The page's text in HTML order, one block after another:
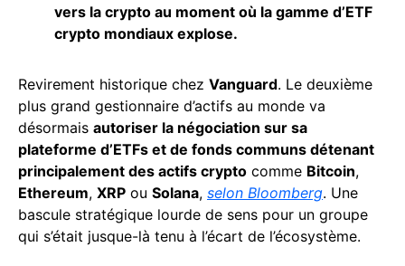
vers la crypto au moment où la gamme d’ETF
crypto mondiaux explose.
Revirement historique chez Vanguard. Le deuxième
plus grand gestionnaire d’actifs au monde va
désormais autoriser la négociation sur sa
plateforme d’ETFs et de fonds communs détenant
principalement des actifs crypto comme Bitcoin,
Ethereum, XRP ou Solana, selon Bloomberg. Une
bascule stratégique lourde de sens pour un groupe
qui s’était jusque-là tenu à l’écart de l’écosystème.